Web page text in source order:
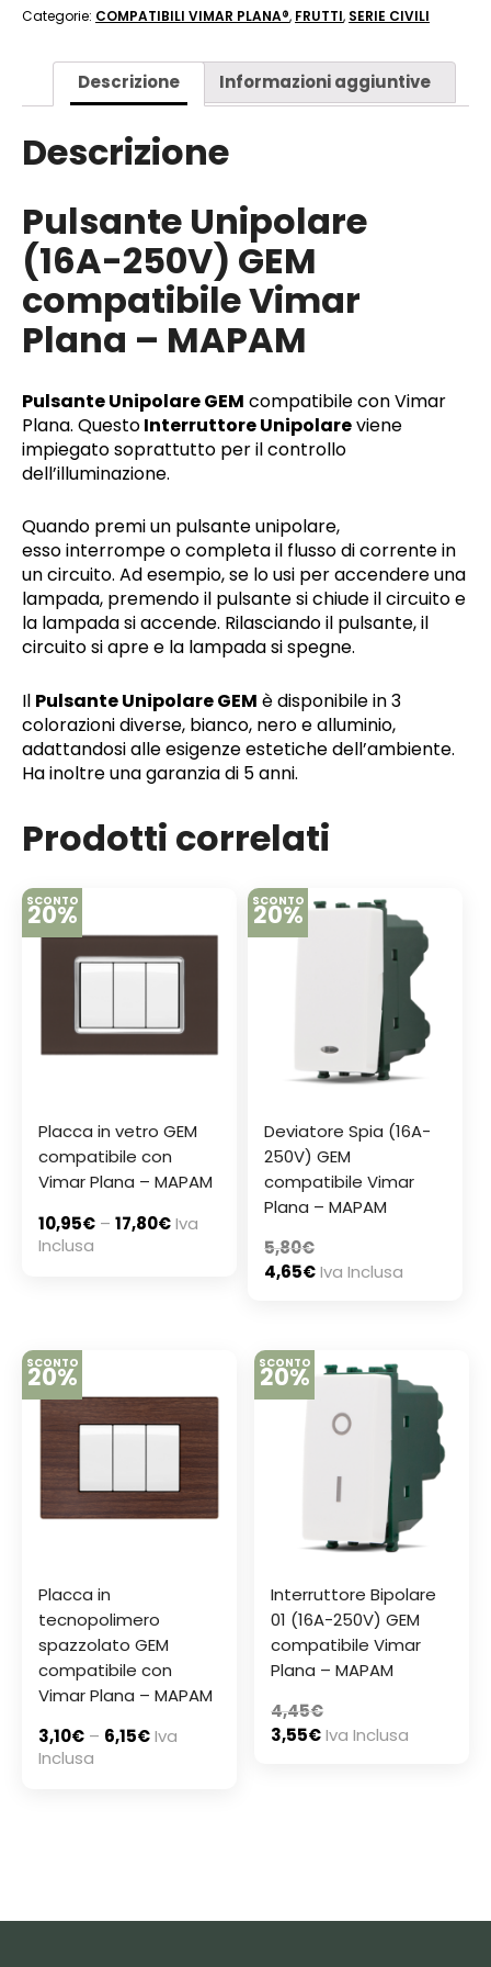
Categorie: COMPATIBILI VIMAR PLANA®, FRUTTI, SERIE CIVILI
Descrizione Informazioni aggiuntive
Descrizione
Pulsante Unipolare
(16A-250V) GEM
compatibile Vimar
Plana – MAPAM
Pulsante Unipolare GEM compatibile con Vimar
Plana. QuestoInterruttore Unipolareviene
impiegato soprattutto per il controllo
dell’illuminazione.
Quando premi un pulsante unipolare,
esso interrompe o completa il flusso di corrente in
un circuito. Ad esempio, se lo usi per accendere una
lampada, premendo il pulsante si chiude il circuito e
la lampada si accende. Rilasciando il pulsante, il
circuito si apre e la lampada si spegne.
Il Pulsante Unipolare GEM è disponibile in 3
colorazioni diverse, bianco, nero e alluminio,
adattandosi alle esigenze estetiche dell’ambiente.
Ha inoltre una garanzia di 5 anni.
Prodotti correlati
SCONTO
20%
Placca in vetro GEM
compatibile con
Vimar Plana – MAPAM
10,95€ – 17,80€Iva
Inclusa
SCONTO
20%
Deviatore Spia (16A-
250V) GEM
compatibile Vimar
Plana – MAPAM
5,80€
4,65€Iva Inclusa
SCONTO
20%
Placca in
tecnopolimero
spazzolato GEM
compatibile con
Vimar Plana – MAPAM
3,10€ – 6,15€Iva
Inclusa
SCONTO
20%
Interruttore Bipolare
01 (16A-250V) GEM
compatibile Vimar
Plana – MAPAM
4,45€
3,55€Iva Inclusa